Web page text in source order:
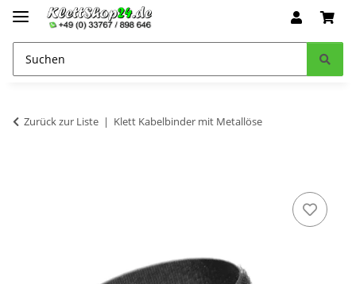
Zurück zur Liste Klett Kabelbinder mit Metallöse